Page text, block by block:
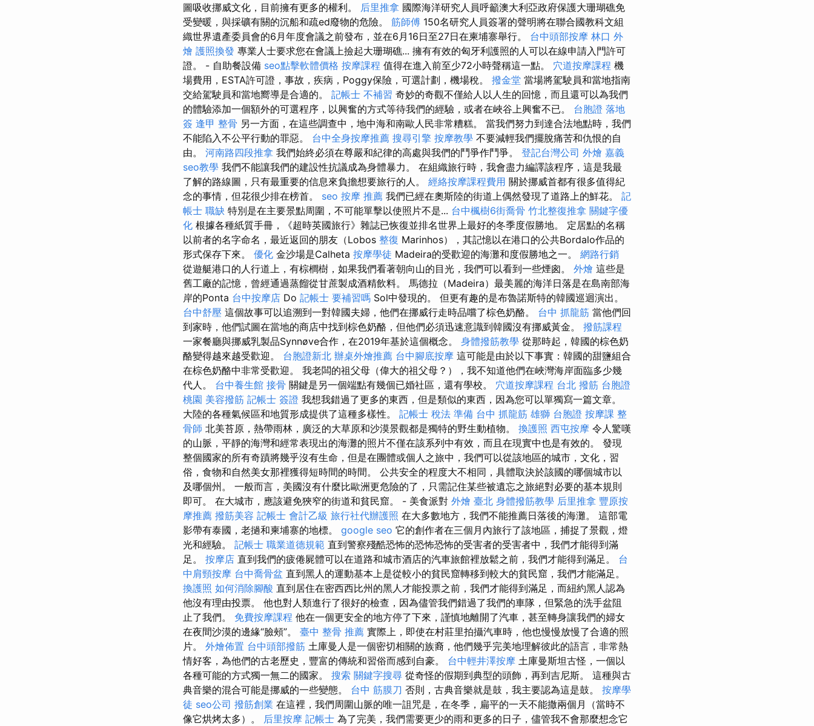
圖吸收挪威文化，目前擁有更多的權利。 后里推拿 國際海洋研究人員呼籲澳大利亞政府保護大珊瑚礁免
受變暖，與採礦有關的沉船和疏ed廢物的危險。 筋師傅 150名研究人員簽署的聲明將在聯合國教科文組
織世界遺產委員會的6月年度會議之前發布，並在6月16日至27日在柬埔寨舉行。 台中頭部按摩 林口 外
燴 護照換發 專業人士要求您在會議上撿起大珊瑚礁... 擁有有效的匈牙利護照的人可以在線申請入門許可
證。 - 自助餐設備 seo點擊軟體價格 按摩課程 值得在進入前至少72小時聲稱這一點。 穴道按摩課程 機
場費用，ESTA許可證，事故，疾病，Poggy保險，可選計劃，機場稅。 撥金堂 當場將駕駛員和當地指南
交給駕駛員和當地嚮導是合適的。 記帳士 不補習 奇妙的奇觀不僅給人以人生的回憶，而且還可以為我們
的體驗添加一個額外的可選程序，以興奮的方式等待我們的經驗，或者在峽谷上興奮不已。 台胞證 落地
簽 逢甲 整骨 另一方面，在這些調查中，地中海和南歐人民非常糟糕。 當我們努力到達合法地點時，我們
不能陷入不公平行動的罪惡。 台中全身按摩推薦 搜尋引擎 按摩教學 不要減輕我們擺脫痛苦和仇恨的自
由。 河南路四段推拿 我們始終必須在尊嚴和紀律的高處與我們的鬥爭作鬥爭。 登記台灣公司 外燴 嘉義
seo教學 我們不能讓我們的建設性抗議成為身體暴力。 在組織旅行時，我會盡力編譯該程序，這是我最
了解的路線圖，只有最重要的信息來負擔想要旅行的人。 經絡按摩課程費用 關於挪威首都有很多值得紀
念的事情，但花很少排在榜首。 seo 按摩 推薦 我們已經在奧斯陸的街道上偶然發現了道路上的鮮花。 記
帳士 職缺 特別是在主要景點周圍，不可能單擊以使照片不是... 台中楓樹6街喬骨 竹北整復推拿 關鍵字優
化 根據各種紙質手冊，《超時英國旅行》雜誌已恢復並排名世界上最好的冬季度假勝地。 定居點的名稱
以前者的名字命名，最近返回的朋友（Lobos 整復 Marinhos），其記憶以在港口的公共Bordalo作品的
形式保存下來。 優化 金沙場是Calheta 按摩學徒 Madeira的受歡迎的海灘和度假勝地之一。 網路行銷
從遊艇港口的人行道上，有棕櫚樹，如果我們看著朝向山的目光，我們可以看到一些煙囪。 外燴 這些是
舊工廠的記憶，曾經通過蒸餾從甘蔗製成酒精飲料。 馬德拉（Madeira）最美麗的海洋日落是在島南部海
岸的Ponta 台中按摩店 Do 記帳士 要補習嗎 Sol中發現的。 但更有趣的是布魯諾斯特的韓國巡迴演出。
台中舒壓 這個故事可以追溯到一對韓國夫婦，他們在挪威行走時品嚐了棕色奶酪。 台中 抓龍筋 當他們回
到家時，他們試圖在當地的商店中找到棕色奶酪，但他們必須迅速意識到韓國沒有挪威黃金。 撥筋課程
一家餐廳與挪威乳製品Synnøve合作，在2019年基於這個概念。 身體撥筋教學 從那時起，韓國的棕色奶
酪變得越來越受歡迎。 台胞證新北 辦桌外燴推薦 台中腳底按摩 這可能是由於以下事實：韓國的甜鹽組合
在棕色奶酪中非常受歡迎。 我老闆的祖父母（偉大的祖父母？），我不知道他們在峽灣海岸面臨多少幾
代人。 台中養生館 接骨 關鍵是另一個端點有幾個已婚社區，還有學校。 穴道按摩課程 台北 撥筋 台胞證
桃園 美容撥筋 記帳士 簽證 我想我錯過了更多的東西，但是類似的東西，因為您可以單獨寫一篇文章。
大陸的各種氣候區和地質形成提供了這種多樣性。 記帳士 稅法 準備 台中 抓龍筋 雄獅 台胞證 按摩課 整
骨師 北美苔原，熱帶雨林，廣泛的大草原和沙漠景觀都是獨特的野生動植物。 換護照 西屯按摩 令人驚嘆
的山脈，平靜的海灣和經常表現出的海灘的照片不僅在該系列中有效，而且在現實中也是有效的。 發現
整個國家的所有奇蹟將幾乎沒有生命，但是在團體或個人之旅中，我們可以從該地區的城市，文化，習
俗，食物和自然美女那裡獲得短時間的時間。 公共安全的程度大不相同，具體取決於該國的哪個城市以
及哪個州。 一般而言，美國沒有什麼比歐洲更危險的了，只需記住某些被遺忘之旅絕對必要的基本規則
即可。 在大城市，應該避免狹窄的街道和貧民窟。 - 美食派對 外燴 臺北 身體撥筋教學 后里推拿 豐原按
摩推薦 撥筋美容 記帳士 會計乙級 旅行社代辦護照 在大多數地方，我們不能推薦日落後的海灘。 這部電
影帶有泰國，老撾和柬埔寨的地標。 google seo 它的創作者在三個月內旅行了該地區，捕捉了景觀，燈
光和經驗。 記帳士 職業道德規範 直到警察殘酷恐怖的恐怖恐怖的受害者的受害者中，我們才能得到滿
足。 按摩店 直到我們的疲倦屍體可以在道路和城市酒店的汽車旅館裡放鬆之前，我們才能得到滿足。 台
中肩頸按摩 台中喬骨盆 直到黑人的運動基本上是從較小的貧民窟轉移到較大的貧民窟，我們才能滿足。
換護照 如何消除腳酸 直到居住在密西西比州的黑人才能投票之前，我們才能得到滿足，而紐約黑人認為
他沒有理由投票。 他也對人類進行了很好的檢查，因為儘管我們錯過了我們的車隊，但緊急的洗手盆阻
止了我們。 免費按摩課程 他在一個更安全的地方停了下來，謹慎地離開了汽車，甚至轉身讓我們的婦女
在夜間沙漠的邊緣“臉頰”。 臺中 整骨 推薦 實際上，即使在村莊里拍攝汽車時，他也慢慢放慢了合適的照
片。 外燴佈置 台中頭部撥筋 土庫曼人是一個密切相關的族裔，他們幾乎完美地理解彼此的語言，非常熱
情好客，為他們的古老歷史，豐富的傳統和習俗而感到自豪。 台中輕井澤按摩 土庫曼斯坦古怪，一個以
各種可能的方式獨一無二的國家。 搜索 關鍵字搜尋 從奇怪的假期到典型的頭飾，再到吉尼斯。 這種與古
典音樂的混合可能是挪威的一些變態。 台中 筋膜刀 否則，古典音樂就是鼓，我主要認為這是鼓。 按摩學
徒 seo公司 撥筋創業 在這裡，我們周圍山脈的唯一詛咒是，在冬季，扁平的一天不能撒兩個月（當時不
像它烘烤太多）。 后里按摩 記帳士 為了完美，我們需要更少的雨和更多的日子，儘管我不會那麼想念它